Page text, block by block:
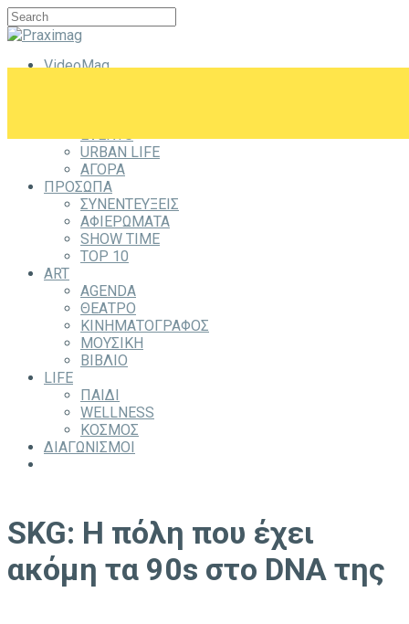
VideoMag
EVENTS
URBAN LIFE
ΑΓΟΡΑ
ΠΡΟΣΩΠΑ
ΣΥΝΕΝΤΕΥΞΕΙΣ
ΑΦΙΕΡΩΜΑΤΑ
SHOW TIME
TOP 10
ART
AGENDA
ΘΕΑΤΡΟ
ΚΙΝΗΜΑΤΟΓΡΑΦΟΣ
ΜΟΥΣΙΚΗ
ΒΙΒΛΙΟ
LIFE
ΠΑΙΔΙ
WELLNESS
ΚΟΣΜΟΣ
ΔΙΑΓΩΝΙΣΜΟΙ
SKG: Η πόλη που έχει
ακόμη τα 90s στο DNA της